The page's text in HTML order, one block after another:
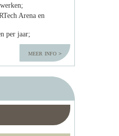
Arena en
per jaar;
meer info